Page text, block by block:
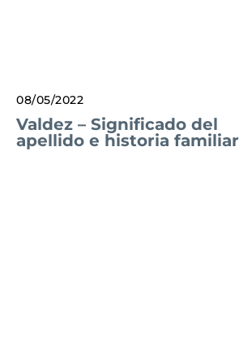
08/05/2022
Valdez – Significado del
apellido e historia familiar